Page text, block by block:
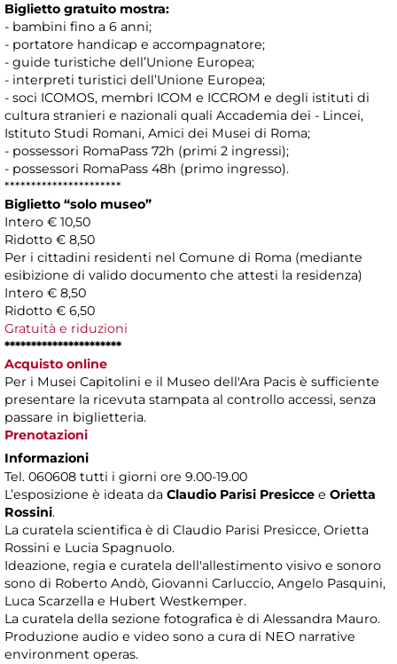
Biglietto gratuito mostra:
- bambini fino a 6 anni;
- portatore handicap e accompagnatore;
- guide turistiche dell’Unione Europea;
- interpreti turistici dell’Unione Europea;
- soci ICOMOS, membri ICOM e ICCROM e degli istituti di
cultura stranieri e nazionali quali Accademia dei - Lincei,
Istituto Studi Romani, Amici dei Musei di Roma;
- possessori RomaPass 72h (primi 2 ingressi);
- possessori RomaPass 48h (primo ingresso).
**********************
Biglietto “solo museo”
Intero € 10,50
Ridotto € 8,50
Per i cittadini residenti nel Comune di Roma (mediante
esibizione di valido documento che attesti la residenza)
Intero € 8,50
Ridotto € 6,50
Gratuità e riduzioni
**********************
Acquisto online
Per i Musei Capitolini e il Museo dell'Ara Pacis è sufficiente
presentare la ricevuta stampata al controllo accessi, senza
passare in biglietteria.
Prenotazioni
Informazioni
Tel. 060608 tutti i giorni ore 9.00-19.00
L’esposizione è ideata da Claudio Parisi Presicce e Orietta
Rossini.
La curatela scientifica è di Claudio Parisi Presicce, Orietta
Rossini e Lucia Spagnuolo.
Ideazione, regia e curatela dell'allestimento visivo e sonoro
sono di Roberto Andò, Giovanni Carluccio, Angelo Pasquini,
Luca Scarzella e Hubert Westkemper.
La curatela della sezione fotografica è di Alessandra Mauro.
Produzione audio e video sono a cura di NEO narrative
environment operas.